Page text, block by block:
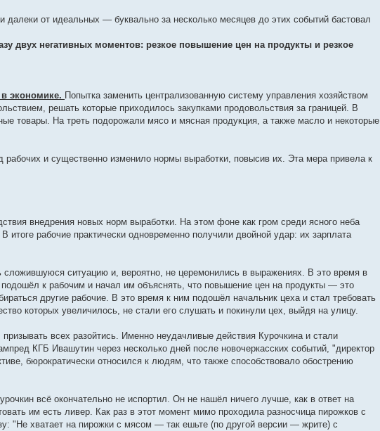
от идеальных — буквально за несколько месяцев до этих событий бастовал
двух негативных моментов: резкое повышение цен на продукты и резкое
экономике. Попытка заменить централизованную систему управления хозяйством
решать которые приходилось закупками продовольствия за границей. В
товары. На треть подорожали мясо и мясная продукция, а также масло и некоторые
и существенно изменило нормы выработки, повысив их. Эта мера привела к
внедрения новых норм выработки. На этом фоне как гром среди ясного неба
рабочие практически одновременно получили двойной удар: их зарплата
ситуацию и, вероятно, не церемонились в выражениях. В это время в
к рабочим и начал им объяснять, что повышение цен на продукты — это
другие рабочие. В это время к ним подошёл начальник цеха и стал требовать
которых увеличилось, не стали его слушать и покинули цех, выйдя на улицу.
всех разойтись. Именно неудачливые действия Курочкина и стали
КГБ Ивашутин через несколько дней после новочеркасских событий, "директор
бюрократически относился к людям, что также способствовало обострению
всё окончательно не испортил. Он не нашёл ничего лучше, как в ответ на
им есть ливер. Как раз в этот момент мимо проходила разносчица пирожков с
"Не хватает на пирожки с мясом — так ешьте (по другой версии — жрите) с